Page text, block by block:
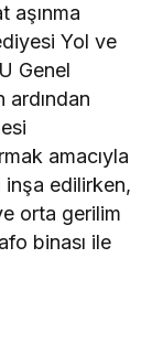
aşınma
Yol ve
Genel
ardından
amacıyla
inşa edilirken,
orta gerilim
binası ile